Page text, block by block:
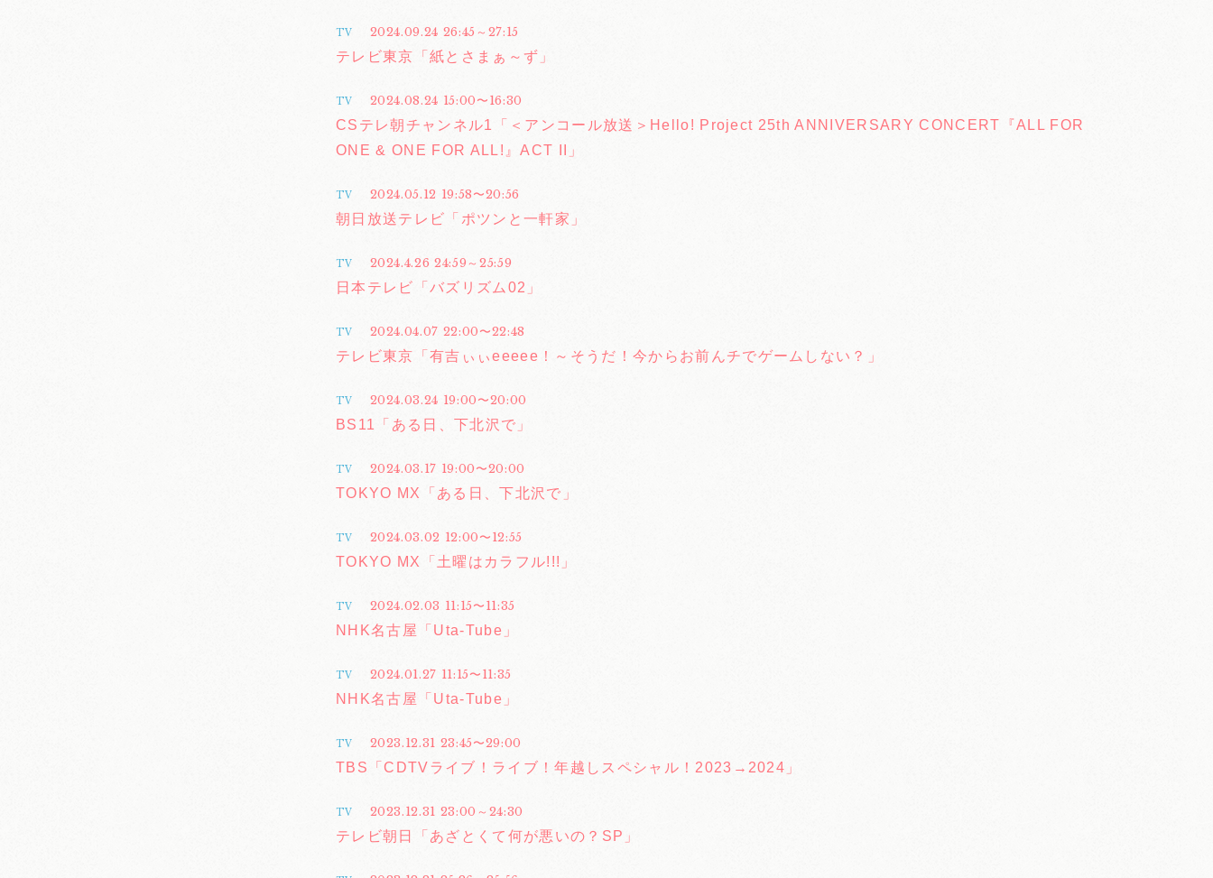
TV
2024.09.24 26:45～27:15
テレビ東京「紙とさまぁ～ず」
TV
2024.08.24 15:00〜16:30
CSテレ朝チャンネル1「＜アンコール放送＞Hello! Project 25th ANNIVERSARY CONCERT『ALL FOR
ONE & ONE FOR ALL!』ACT II」
TV
2024.05.12 19:58〜20:56
朝日放送テレビ「ポツンと一軒家」
TV
2024.4.26 24:59～25:59
日本テレビ「バズリズム02」
TV
2024.04.07 22:00〜22:48
テレビ東京「有吉ぃぃeeeee！～そうだ！今からお前んチでゲームしない？」
TV
2024.03.24 19:00〜20:00
BS11「ある日、下北沢で」
TV
2024.03.17 19:00〜20:00
TOKYO MX「ある日、下北沢で」
TV
2024.03.02 12:00〜12:55
TOKYO MX「土曜はカラフル!!!」
TV
2024.02.03 11:15〜11:35
NHK名古屋「Uta-Tube」
TV
2024.01.27 11:15〜11:35
NHK名古屋「Uta-Tube」
TV
2023.12.31 23:45〜29:00
TBS「CDTVライブ！ライブ！年越しスペシャル！2023→2024」
TV
2023.12.31 23:00～24:30
テレビ朝日「あざとくて何が悪いの？SP」